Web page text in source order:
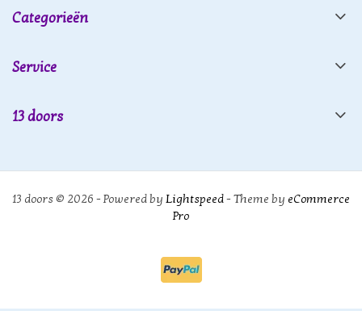
Categorieën
Service
13 doors
13 doors © 2026 - Powered by Lightspeed- Theme by eCommerce
Pro